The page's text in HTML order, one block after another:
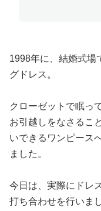
1998年に、結婚式場
グドレス。
クローゼットで眠っ
お引越しをなさるこ
いできるワンピース
ました。
今日は、実際にドレ
打ち合わせを行いま